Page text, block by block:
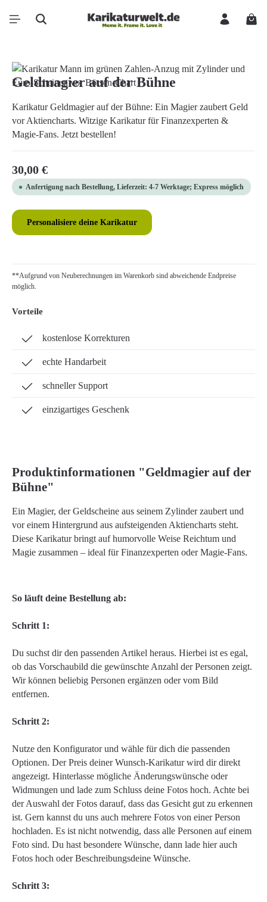
Zum Hauptinhalt springen
Bildergalerie überspringen
Geldmagier auf der Bühne
Karikatur Geldmagier auf der Bühne: Ein Magier zaubert Geld
vor Aktiencharts. Witzige Karikatur für Finanzexperten &
Magie-Fans. Jetzt bestellen!
Regulärer Preis:
30,00 €
Anfertigung nach Bestellung, Lieferzeit: 4-7 Werktage; Express möglich
Personalisiere deine Karikatur
**Aufgrund von Neuberechnungen im Warenkorb sind abweichende Endpreise
möglich.
Vorteile
kostenlose Korrekturen
echte Handarbeit
schneller Support
einzigartiges Geschenk
Produktinformationen "Geldmagier auf der
Bühne"
Ein Magier, der Geldscheine aus seinem Zylinder zaubert und
vor einem Hintergrund aus aufsteigenden Aktiencharts steht.
Diese Karikatur bringt auf humorvolle Weise Reichtum und
Magie zusammen – ideal für Finanzexperten oder Magie-Fans.
So läuft deine Bestellung ab:
Schritt 1:
Du suchst dir den passenden Artikel heraus. Hierbei ist es egal,
ob das Vorschaubild die gewünschte Anzahl der Personen zeigt.
Wir können beliebig Personen ergänzen oder vom Bild
entfernen.
Schritt 2:
Nutze den Konfigurator und wähle für dich die passenden
Optionen. Der Preis deiner Wunsch-Karikatur wird dir direkt
angezeigt. Hinterlasse mögliche Änderungswünsche oder
Widmungen und lade zum Schluss deine Fotos hoch. Achte bei
der Auswahl der Fotos darauf, dass das Gesicht gut zu erkennen
ist. Gern kannst du uns auch mehrere Fotos von einer Person
hochladen. Es ist nicht notwendig, dass alle Personen auf einem
Foto sind. Du hast besondere Wünsche, dann lade hier auch
Fotos hoch oder Beschreibungsdeine Wünsche.
Schritt 3: